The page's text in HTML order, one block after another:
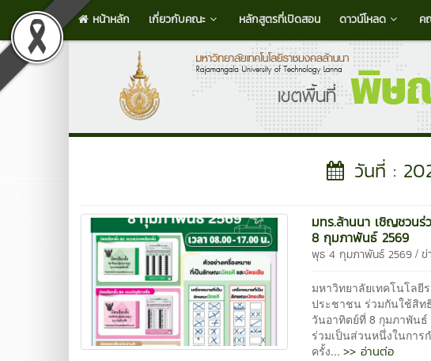
หน้าหลัก เกี่ยวกับคณะ หลักสูตรที่เปิดสอน ดาวน์โหลด ค
วันที่ :
มทร.ล้านนา เชิญชวนร่
8 กุมภาพันธ์ 2569
พุธ 4 กุมภาพันธ์ 2569 /ข่
มหาวิทยาลัยเทคโนโล
ประชาชน ร่วมกันใช้สิท
วันอาทิตย์ที่ 8 กุมภาพันธ์
ร่วมเป็นส่วนหนึ่งในการ
ครั้ง...>> อ่านต่อ